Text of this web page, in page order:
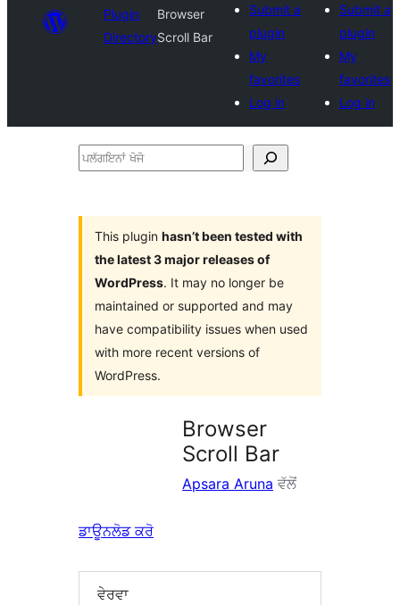
Plugin
Directory
Browser
Scroll Bar
Submit a
plugin
My
favorites
Log in
Submit a
plugin
My
favorites
Log in
ਪਲੱਗਇਨਾਂ
This plugin hasn’t been tested with
the latest 3 major releases of
WordPress. It may no longer be
maintained or supported and may
have compatibility issues when used
with more recent versions of
WordPress.
Browser
Scroll Bar
Apsara Aruna ਵੱਲੋਂ
ਡਾਊਨਲੋਡ ਕਰੋ
ਵੇਰਵਾ